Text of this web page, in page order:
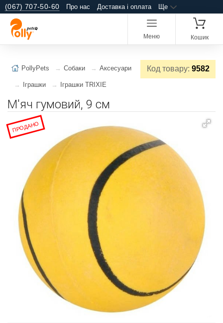
(067) 707-50-60 Про нас Доставка і оплата Ще
Меню Кошик
Код товару: 9582
PollyPets Собаки Аксесуари
Іграшки Іграшки TRIXIE
М'яч гумовий, 9 см
ПРОДАНО